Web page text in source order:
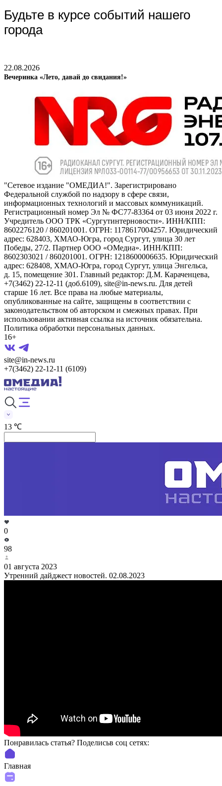
Будьте в курсе событий нашего
города
22.08.2026
Вечеринка «Лето, давай до свидания!»
"Сетевое издание "ОМЕДИА!". Зарегистрировано
Федеральной службой по надзору в сфере связи,
информационных технологий и массовых коммуникаций.
Регистрационный номер Эл № ФС77-83364 от 03 июня 2022 г.
Учредитель ООО ТРК «Сургутинтерновости». ИНН/КПП:
8602276120 / 860201001. ОГРН: 1178617004257. Юридический
адрес: 628403, ХМАО-Югра, город Сургут, улица 30 лет
Победы, 27/2. Партнер ООО «ОМедиа». ИНН/КПП:
8602303021 / 860201001. ОГРН: 1218600006635. Юридический
адрес: 628408, ХМАО-Югра, город Сургут, улица Энгельса,
д. 15, помещение 301. Главный редактор: Д.М. Караченцева,
+7(3462) 22-12-11 (доб.6109), site@in-news.ru. Для детей
старше 16 лет. Все права на любые материалы,
опубликованные на сайте, защищены в соответствии с
законодательством об авторском и смежных правах. При
использовании активная ссылка на источник обязательна.
Политика обработки персональных данных.
16+
site@in-news.ru
+7(3462) 22-12-11 (6109)
13 ℃
0
98
01 августа 2023
Утренний дайджест новостей. 02.08.2023
Понравилась статья? Поделиcьв соц сетях:
Главная